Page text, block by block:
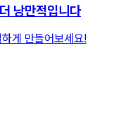
낭만적입니다
게 만들어보세요!